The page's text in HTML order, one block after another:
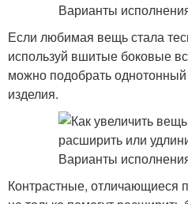
Если любимая вещь стала
используй вшитые боковые
можно подобрать
изделия.
Контрастные, отличающиеся